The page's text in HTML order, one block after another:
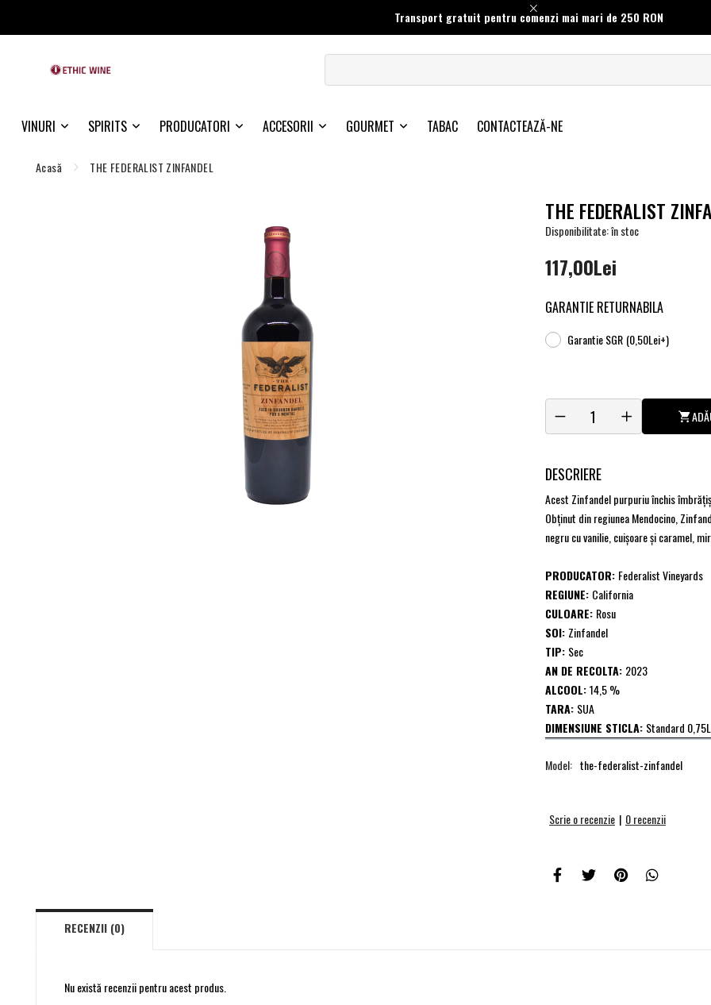
Transport gratuit pentru comenzi mai mari de 250 RON
VINURI SPIRITS PRODUCATORI ACCESORII GOURMET TABAC CONTACTEAZĂ-NE
Acasă THE FEDERALIST ZINFANDEL
THE FEDERALIST
Disponibilitate: în stoc
117,00Lei
GARANTIE RETURNABILA
Garantie SGR (0,50Lei+)
DESCRIERE
Acest Zinfandel purpuriu închis
Obținut din regiunea Mendocino,
negru cu vanilie, cuișoare și caramel,
PRODUCATOR: Federalist Vineyards
REGIUNE: California
CULOARE: Rosu
SOI: Zinfandel
TIP: Sec
AN DE RECOLTA: 2023
ALCOOL:14,5 %
TARA: SUA
DIMENSIUNE STICLA: Standard 0,75L
Model: the-federalist-zinfandel
Scrie o recenzie | 0 recenzii
RECENZII (0)
Nu există recenzii pentru acest produs.